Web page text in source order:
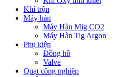
Khí trộn
Máy hàn
Máy Hàn Mig CO2
Máy Hàn Tig Argon
Phụ kiện
Đồng hồ
Valve
Quạt công nghiệp